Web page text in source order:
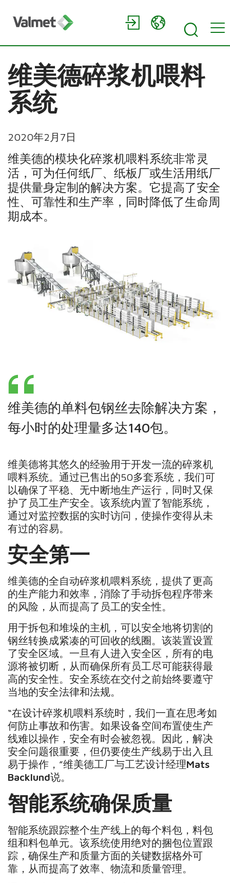
维美德碎浆机喂料
系统
2020年2月7日
维美德的模块化碎浆机喂料系统非常灵
活，可为任何纸厂、纸板厂或生活用纸厂
提供量身定制的解决方案。它提高了安全
性、可靠性和生产率，同时降低了生命周
期成本。
维美德的单料包钢丝去除解决方案，
每小时的处理量多达140包。
维美德将其悠久的经验用于开发一流的碎浆机
喂料系统。通过已售出的50多套系统，我们可
以确保了平稳、无中断地生产运行，同时又保
护了员工生产安全。该系统内置了智能系统，
通过对监控数据的实时访问，使操作变得从未
有过的容易。
安全第一
维美德的全自动碎浆机喂料系统，提供了更高
的生产能力和效率，消除了手动拆包程序带来
的风险，从而提高了员工的安全性。
用于拆包和堆垛的主机，可以安全地将切割的
钢丝转换成紧凑的可回收的线圈。该装置设置
了安全区域。一旦有人进入安全区，所有的电
源将被切断，从而确保所有员工尽可能获得最
高的安全性。安全系统在交付之前始终要遵守
当地的安全法律和法规。
“在设计碎浆机喂料系统时，我们一直在思考如
何防止事故和伤害。如果设备空间布置使生产
线难以操作，安全有时会被忽视。因此，解决
安全问题很重要，但仍要使生产线易于出入且
易于操作，”维美德工厂与工艺设计经理Mats
Backlund说。
智能系统确保质量
智能系统跟踪整个生产线上的每个料包，料包
组和料包单元。该系统使用绝对的捆包位置跟
踪，确保生产和质量方面的关键数据格外可
靠，从而提高了效率、物流和质量管理。